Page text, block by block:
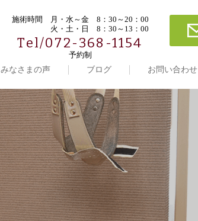
施術時間
月・水～金 8：30～20：00
火・土・日 8：30～13：00
Tel/072-368-1154
予約制
みなさまの声 ブログ お問い合わせ